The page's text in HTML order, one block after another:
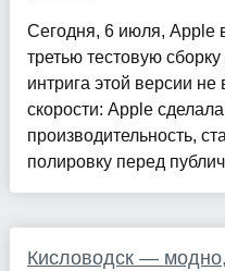
Сегодня, 6 июля, Apple
третью тестовую
интрига этой версии
скорости: Apple
производительность,
полировку перед
Кисловодск —